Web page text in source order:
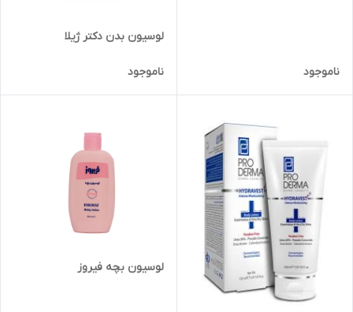
ناموجود
لوسیون بدن دکتر ژیلا
ناموجود
لوسیون بچه فیروز